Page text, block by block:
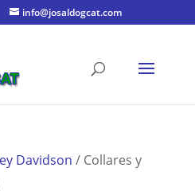
info@josaldogcat.com
Davidson / Collares y